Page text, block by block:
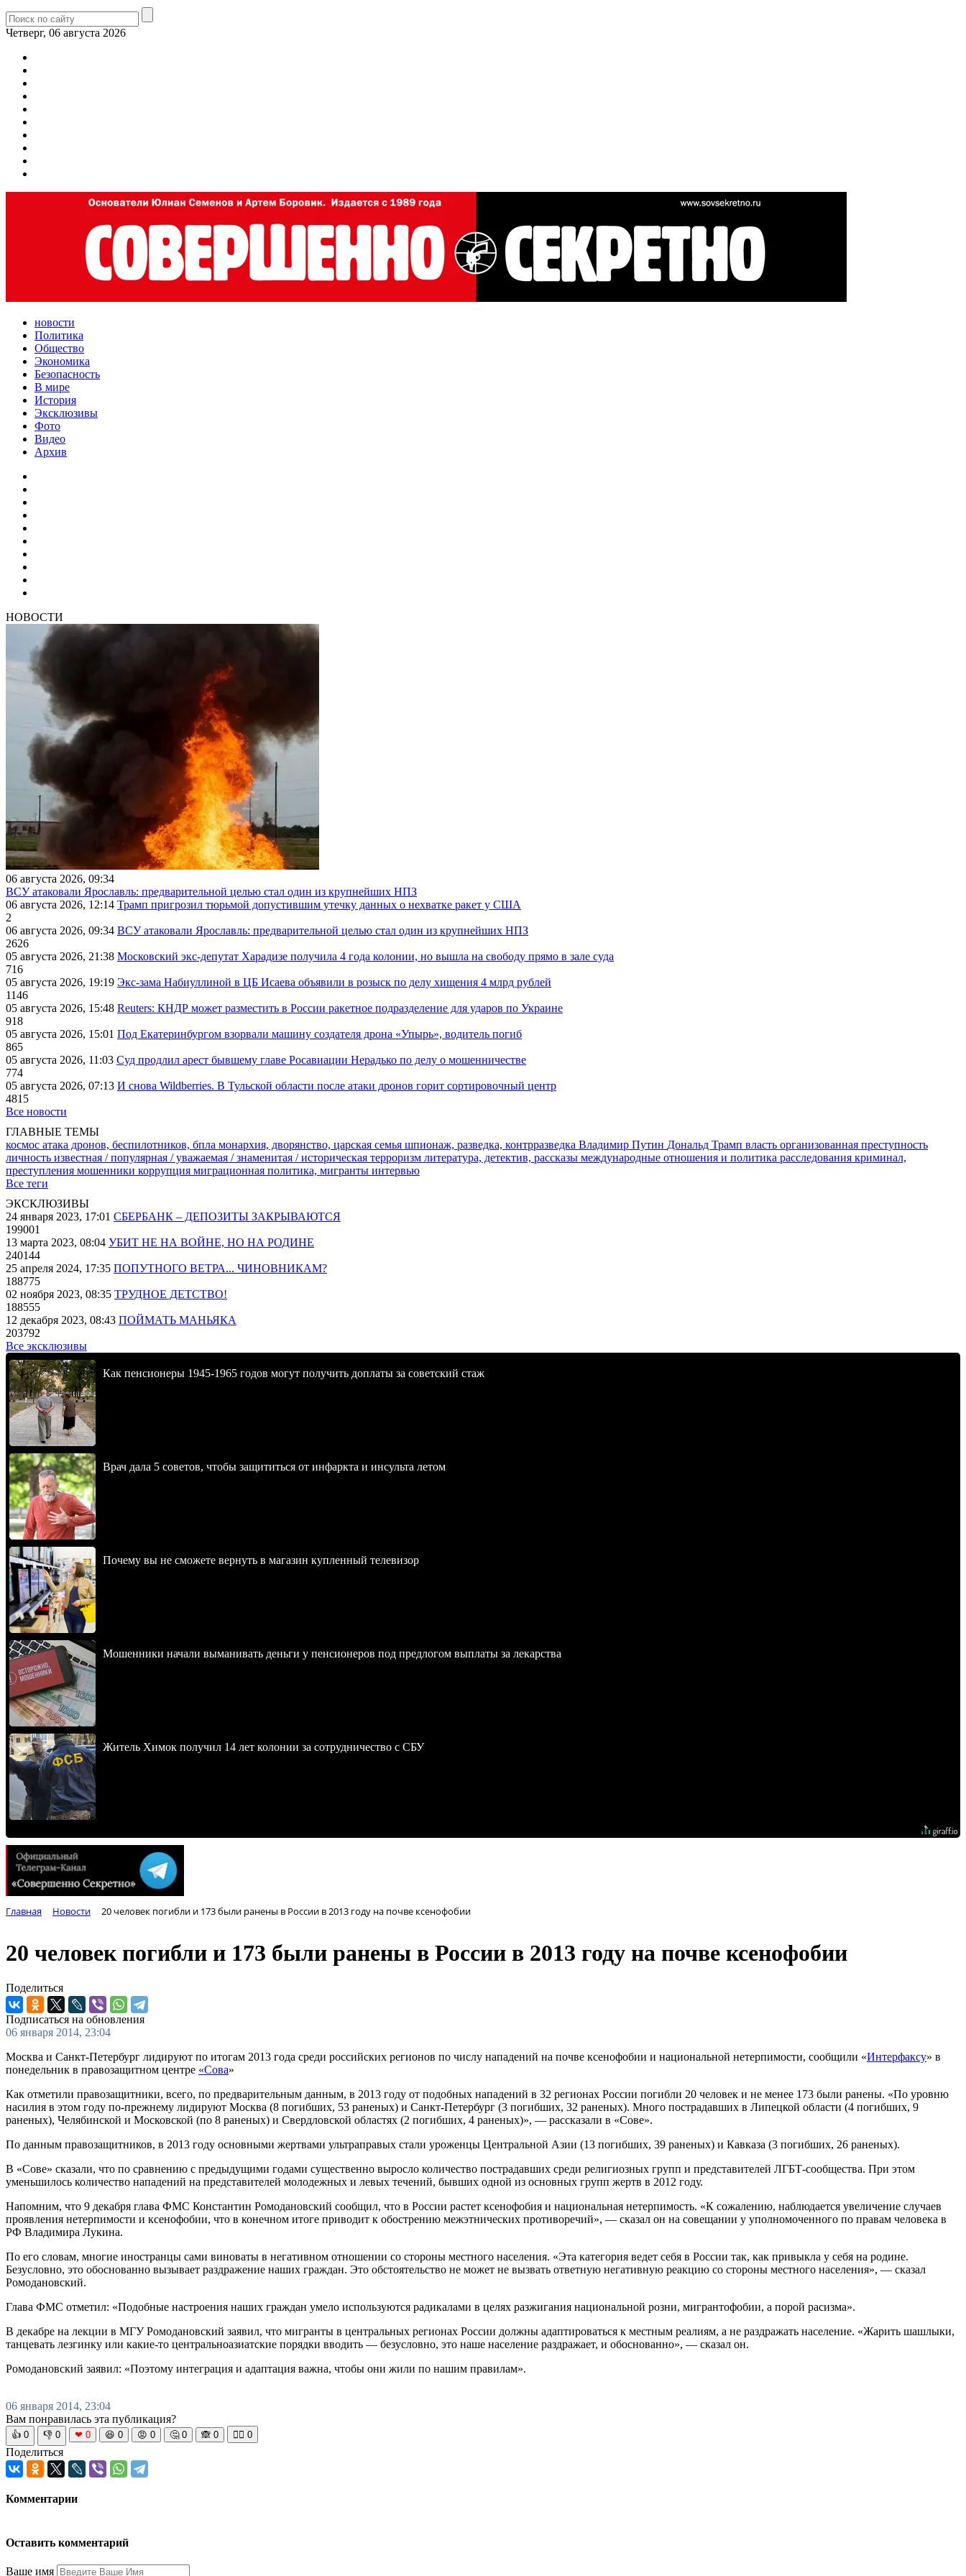
Четверг, 06 августа 2026
новости
Политика
Общество
Экономика
Безопасность
В мире
История
Эксклюзивы
Фото
Видео
Архив
НОВОСТИ
06 августа 2026, 09:34
ВСУ атаковали Ярославль: предварительной целью стал один из крупнейших НПЗ
06 августа 2026, 12:14 Трамп пригрозил тюрьмой допустившим утечку данных о нехватке ракет у США
2
06 августа 2026, 09:34 ВСУ атаковали Ярославль: предварительной целью стал один из крупнейших НПЗ
2626
05 августа 2026, 21:38 Московский экс-депутат Харадизе получила 4 года колонии, но вышла на свободу прямо в зале суда
716
05 августа 2026, 19:19 Экс-зама Набиуллиной в ЦБ Исаева объявили в розыск по делу хищения 4 млрд рублей
1146
05 августа 2026, 15:48 Reuters: КНДР может разместить в России ракетное подразделение для ударов по Украине
918
05 августа 2026, 15:01 Под Екатеринбургом взорвали машину создателя дрона «Упырь», водитель погиб
865
05 августа 2026, 11:03 Суд продлил арест бывшему главе Росавиации Нерадько по делу о мошенничестве
774
05 августа 2026, 07:13 И снова Wildberries. В Тульской области после атаки дронов горит сортировочный центр
4815
Все новости
ГЛАВНЫЕ ТЕМЫ
космос атака дронов, беспилотников, бпла монархия, дворянство, царская семья шпионаж, разведка, контрразведка Владимир Путин Дональд Трамп власть организованная преступность
личность известная / популярная / уважаемая / знаменитая / историческая терроризм литература, детектив, рассказы международные отношения и политика расследования криминал,
преступления мошенники коррупция миграционная политика, мигранты интервью
Все теги
ЭКСКЛЮЗИВЫ
24 января 2023, 17:01 СБЕРБАНК – ДЕПОЗИТЫ ЗАКРЫВАЮТСЯ
199001
13 марта 2023, 08:04 УБИТ НЕ НА ВОЙНЕ, НО НА РОДИНЕ
240144
25 апреля 2024, 17:35 ПОПУТНОГО ВЕТРА... ЧИНОВНИКАМ?
188775
02 ноября 2023, 08:35 ТРУДНОЕ ДЕТСТВО!
188555
12 декабря 2023, 08:43 ПОЙМАТЬ МАНЬЯКА
203792
Все эксклюзивы
Как пенсионеры 1945-1965 годов могут получить доплаты за советский стаж
Врач дала 5 советов, чтобы защититься от инфаркта и инсульта летом
Почему вы не сможете вернуть в магазин купленный телевизор
Мошенники начали выманивать деньги у пенсионеров под предлогом выплаты за лекарства
Житель Химок получил 14 лет колонии за сотрудничество с СБУ
Главная Новости 20 человек погибли и 173 были ранены в России в 2013 году на почве ксенофобии
20 человек погибли и 173 были ранены в России в 2013 году на почве ксенофобии
Поделиться
Подписаться на обновления
06 января 2014, 23:04
Москва и Санкт-Петербург лидируют по итогам 2013 года среди российских регионов по числу нападений на почве ксенофобии и национальной нетерпимости, сообщили «Интерфаксу» в
понедельник в правозащитном центре «Сова»
Как отметили правозащитники, всего, по предварительным данным, в 2013 году от подобных нападений в 32 регионах России погибли 20 человек и не менее 173 были ранены. «По уровню
насилия в этом году по-прежнему лидируют Москва (8 погибших, 53 раненых) и Санкт-Петербург (3 погибших, 32 раненых). Много пострадавших в Липецкой области (4 погибших, 9
раненых), Челябинской и Московской (по 8 раненых) и Свердловской областях (2 погибших, 4 раненых)», — рассказали в «Сове».
По данным правозащитников, в 2013 году основными жертвами ультраправых стали уроженцы Центральной Азии (13 погибших, 39 раненых) и Кавказа (3 погибших, 26 раненых).
В «Сове» сказали, что по сравнению с предыдущими годами существенно выросло количество пострадавших среди религиозных групп и представителей ЛГБТ-сообщества. При этом
уменьшилось количество нападений на представителей молодежных и левых течений, бывших одной из основных групп жертв в 2012 году.
Напомним, что 9 декабря глава ФМС Константин Ромодановский сообщил, что в России растет ксенофобия и национальная нетерпимость. «К сожалению, наблюдается увеличение случаев
проявления нетерпимости и ксенофобии, что в конечном итоге приводит к обострению межэтнических противоречий», — сказал он на совещании у уполномоченного по правам человека в
РФ Владимира Лукина.
По его словам, многие иностранцы сами виноваты в негативном отношении со стороны местного населения. «Эта категория ведет себя в России так, как привыкла у себя на родине.
Безусловно, это обоснованно вызывает раздражение наших граждан. Это обстоятельство не может не вызвать ответную негативную реакцию со стороны местного населения», — сказал
Ромодановский.
Глава ФМС отметил: «Подобные настроения наших граждан умело используются радикалами в целях разжигания национальной розни, мигрантофобии, а порой расизма».
В декабре на лекции в МГУ Ромодановский заявил, что мигранты в центральных регионах России должны адаптироваться к местным реалиям, а не раздражать население. «Жарить шашлыки,
танцевать лезгинку или какие-то центральноазиатские порядки вводить — безусловно, это наше население раздражает, и обоснованно», — сказал он.
Ромодановский заявил: «Поэтому интеграция и адаптация важна, чтобы они жили по нашим правилам».
06 января 2014, 23:04
Вам понравилась эта публикация?
👍 0 👎 0 ❤ 0 😆 0 😡 0 🤔 0 🙈 0 🧘‍♀️ 0
Поделиться
Комментарии
Оставить комментарий
Ваше имя